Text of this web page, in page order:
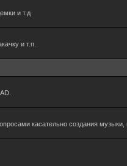
и т.д
и т.п.
касательно создания музыки,